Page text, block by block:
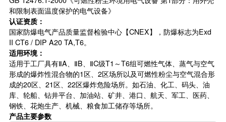
和限制表面温度保护的电气设备》
认证资质：
国家防爆电气产品质量监督检验中心【CNEX】，防爆标志为Exd
II CT6 / DIP A20 TA,T6。
适用环境：
适用于工厂具有ⅡA、ⅡB、ⅡC级T1～T6组可燃性气体、蒸气与空气
形成的爆炸性混合物的1区、2区场所以及可燃性粉尘与空气混合形
成的20区、21区、22区爆炸危险场所。如石油、化工、码头、油
库、轮船、钻井平台、加油站、矿井、港口、航天、军工、医药、
钢铁、花炮生产、机械、粮食加工储存等场所。
产品主要参数